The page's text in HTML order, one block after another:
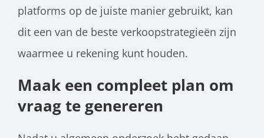
platforms op de juiste manier gebruikt, kan
dit een van de beste verkoopstrategieën zijn
waarmee u rekening kunt houden.
Maak een compleet plan om
vraag te genereren